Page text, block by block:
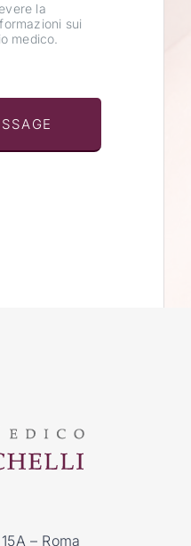
la
sui
medico.
– Roma